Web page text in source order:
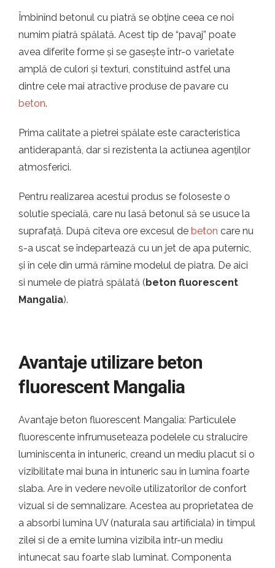
Îmbinînd betonul cu piatră se obține ceea ce noi
numim piatră spălată. Acest tip de “pavaj” poate
avea diferite forme și se gasește într-o varietate
amplă de culori și texturi, constituind astfel una
dintre cele mai atractive produse de pavare cu
beton.
Prima calitate a pietrei spălate este caracteristica
antiderapantă, dar si rezistenta la actiunea agenților
atmosferici.
Pentru realizarea acestui produs se foloseste o
solutie specială, care nu lasă betonul să se usuce la
suprafață. După cîteva ore excesul de beton care nu
s-a uscat se îndepartează cu un jet de apa puternic,
și în cele din urmă rămîne modelul de piatra. De aici
si numele de piatră spălată (beton fluorescent
Mangalia).
Avantaje utilizare beton
fluorescent Mangalia
Avantaje beton fluorescent Mangalia: Particulele
fluorescente infrumuseteaza podelele cu stralucire
luminiscenta in intuneric, creand un mediu placut si o
vizibilitate mai buna in intuneric sau in lumina foarte
slaba. Are in vedere nevoile utilizatorilor de confort
vizual si de semnalizare. Acestea au proprietatea de
a absorbi lumina UV (naturala sau artificiala) in timpul
zilei si de a emite lumina vizibila intr-un mediu
intunecat sau foarte slab luminat. Componenta